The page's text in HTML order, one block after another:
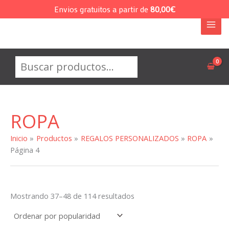
al
Buscar
ROPA
Inicio Productos REGALOS PERSONALIZADOS
ROPA
Página 4
Mostrando 37–48 de 114 resultados
Envios gratuitos a partir de 80,00€